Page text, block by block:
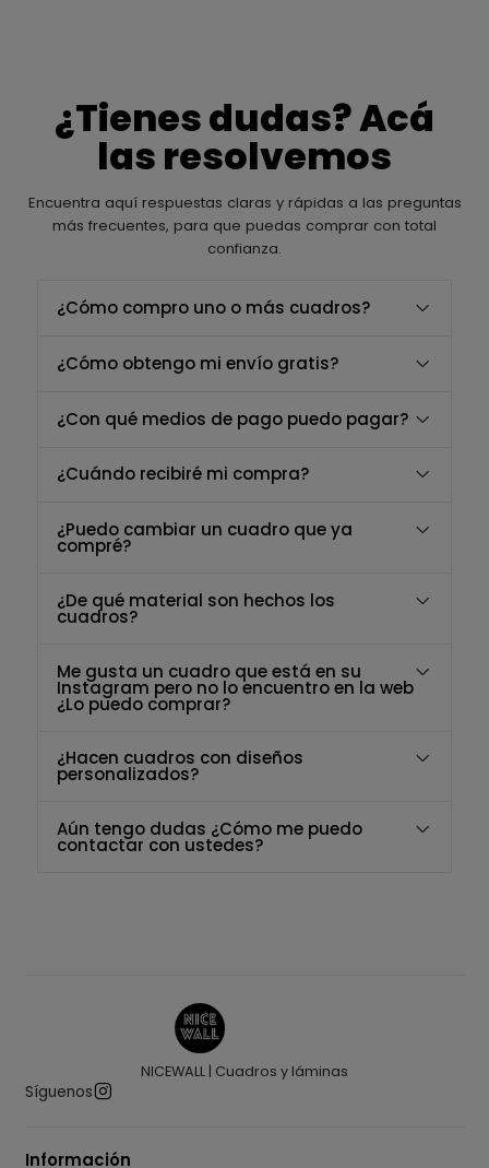
¿Tienes dudas? Acá
las resolvemos
Encuentra aquí respuestas claras y rápidas a las preguntas
más frecuentes, para que puedas comprar con total
confianza.
¿Cómo compro uno o más cuadros?
¿Cómo obtengo mi envío gratis?
¿Con qué medios de pago puedo pagar?
¿Cuándo recibiré mi compra?
¿Puedo cambiar un cuadro que ya
compré?
¿De qué material son hechos los
cuadros?
Me gusta un cuadro que está en su
Instagram pero no lo encuentro en la web
¿Lo puedo comprar?
¿Hacen cuadros con diseños
personalizados?
Aún tengo dudas ¿Cómo me puedo
contactar con ustedes?
NICEWALL | Cuadros y láminas
Síguenos
Información